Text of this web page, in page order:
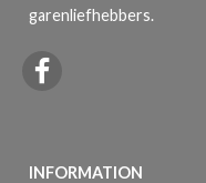
garenliefhebbers.
INFORMATION